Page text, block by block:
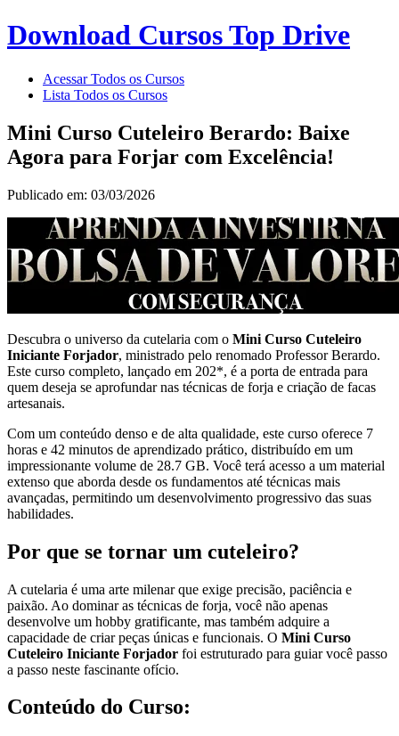
Download Cursos Top Drive
Acessar Todos os Cursos
Lista Todos os Cursos
Mini Curso Cuteleiro Berardo: Baixe
Agora para Forjar com Excelência!
Publicado em: 03/03/2026
Descubra o universo da cutelaria com o Mini Curso Cuteleiro
Iniciante Forjador, ministrado pelo renomado Professor Berardo.
Este curso completo, lançado em 202*, é a porta de entrada para
quem deseja se aprofundar nas técnicas de forja e criação de facas
artesanais.
Com um conteúdo denso e de alta qualidade, este curso oferece 7
horas e 42 minutos de aprendizado prático, distribuído em um
impressionante volume de 28.7 GB. Você terá acesso a um material
extenso que aborda desde os fundamentos até técnicas mais
avançadas, permitindo um desenvolvimento progressivo das suas
habilidades.
Por que se tornar um cuteleiro?
A cutelaria é uma arte milenar que exige precisão, paciência e
paixão. Ao dominar as técnicas de forja, você não apenas
desenvolve um hobby gratificante, mas também adquire a
capacidade de criar peças únicas e funcionais. O Mini Curso
Cuteleiro Iniciante Forjador foi estruturado para guiar você passo
a passo neste fascinante ofício.
Conteúdo do Curso: